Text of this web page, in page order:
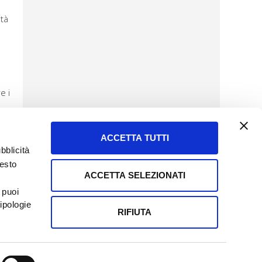
ACCETTA TUTTI
ACCETTA SELEZIONATI
RIFIUTA
i
Tel + 39.045.8009480
clienti@informatoreagrario.it